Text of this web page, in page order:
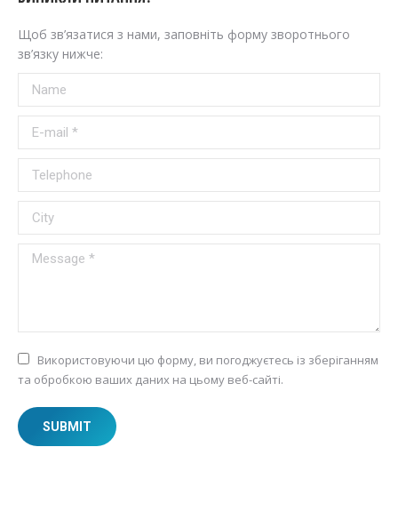
Щоб зв’язатися з нами, заповніть форму зворотнього
зв’язку нижче:
Name
E-mail *
Telephone
City
Message *
Використовуючи цю форму, ви погоджуєтесь із зберіганням
та обробкою ваших даних на цьому веб-сайті.
SUBMIT